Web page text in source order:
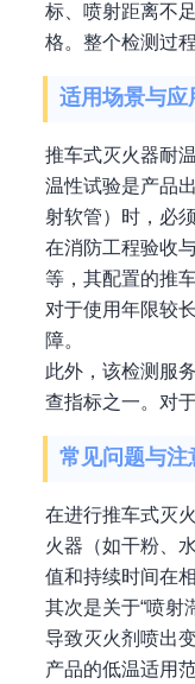
标、喷射距离不
格。整个检测过
适用场景与应
推车式灭火器耐
温性试验是产品
射软管）时，必
在消防工程验收
等，其配置的推
对于使用年限较
障。
此外，该检测服
查指标之一。对
常见问题与注
在进行推车式灭
火器（如干粉、
值和持续时间在
其次是关于“喷射
导致灭火剂喷出
产品的低温适用